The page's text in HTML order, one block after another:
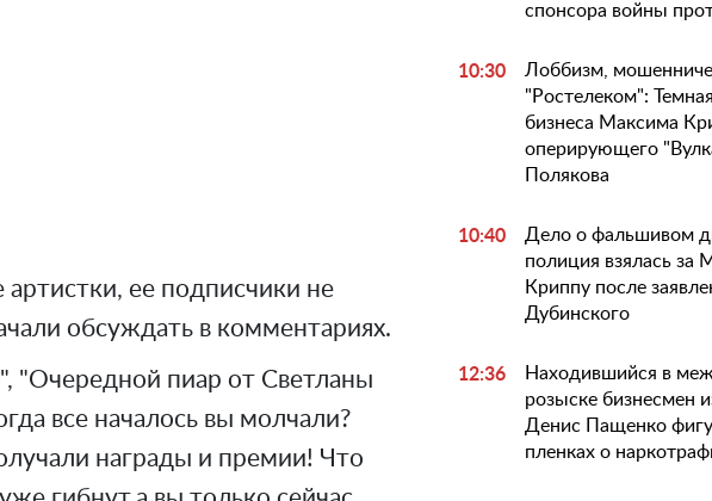
ее подписчики не
обсуждать в комментариях.
"Очередной пиар от Светланы
все началось вы молчали?
награды и премии! Что
спонсора войны
10:30
Лоббизм,
"Ростелеком":
бизнеса Максима
оперирующего
Полякова
10:40
Дело о фальшивом
полиция взялась за
Криппу после
Дубинского
12:36
Находившийся в
розыске бизнесмен
Денис Пащенко
пленках о